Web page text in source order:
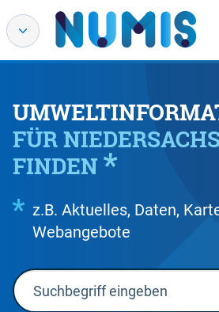
FÜR
FINDEN
z.B. Aktuelles, Daten,
Webangebote